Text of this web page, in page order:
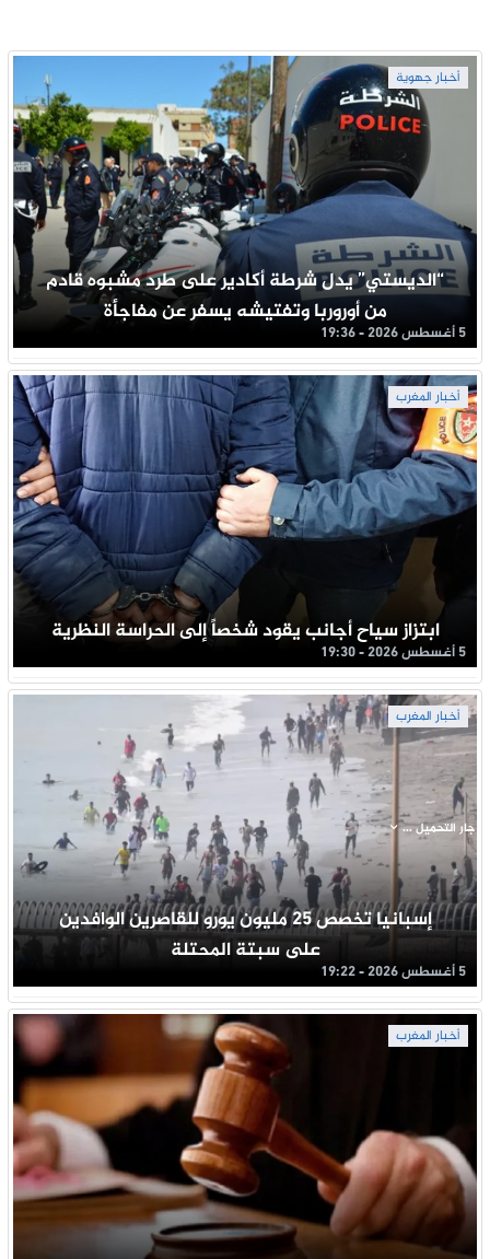
أخبار جهوية
“الديستي” يدل شرطة أكادير على طرد مشبوه قادم
من أوروربا وتفتيشه يسفر عن مفاجأة
5 أغسطس 2026 - 19:36
أخبار المغرب
ابتزاز سياح أجانب يقود شخصاً إلى الحراسة النظرية
5 أغسطس 2026 - 19:30
أخبار المغرب
إسبانيا تخصص 25 مليون يورو للقاصرين الوافدين
على سبتة المحتلة
5 أغسطس 2026 - 19:22
أخبار المغرب
جار التحميل ...